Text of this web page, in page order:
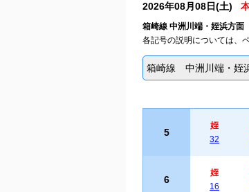
2026年08月08日(土)
箱崎線 中洲川端・姪浜方面
各記号の説明については、
箱崎線 中洲川端・姪
5
姪
32
6
姪
16